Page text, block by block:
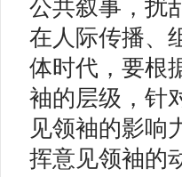
公共叙事，扰
在人际传播、
体时代，要根
袖的层级，针
见领袖的影响
挥意见领袖的